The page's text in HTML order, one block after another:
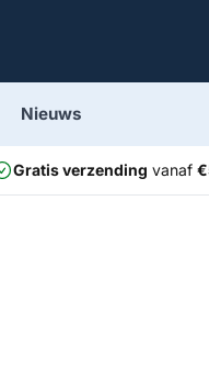
Nieuws
Gratis verzending vanaf